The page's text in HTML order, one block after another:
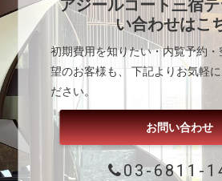
アジールコート三宿
い合わせはこ
初期費用を知りたい・内覧予約
望のお客様も、 下記よりお気軽
ださい。
お問い合わせ
03-6811-